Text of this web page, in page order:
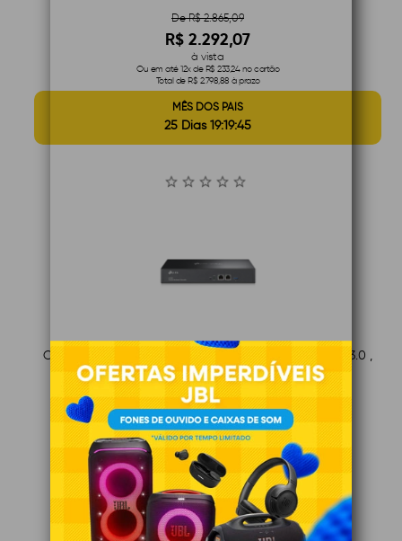
De R$ 2.865,09
R$ 2.292,07
à vista
Ou em até 12x de R$ 233,24 no cartão
Total de R$ 2.798,88 à prazo
MÊS DOS PAIS
25 Dias 19:19:45
Controlador TP-Link Hardware Omada OC300 , USB 3.0 ,
Eth 10/100/1000 Mbps
Indisponível
VER DETALHES